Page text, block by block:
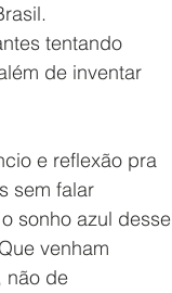
tentando
de inventar
e reflexão pra
sem falar
sonho azul desse
venham
não de